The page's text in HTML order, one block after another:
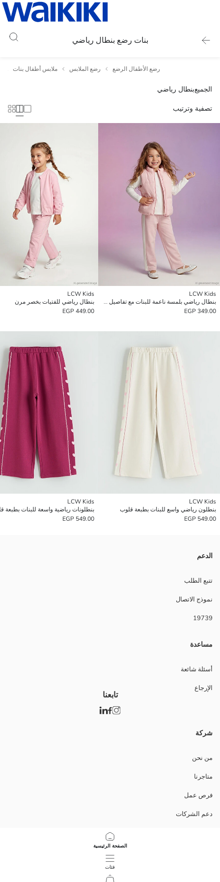
بنات رضع بنطال رياضي
الصفحة الرئيسية
فئات
رضع الأطفال الرضع رضع الملابس ملابس أطفال بنات
الجميعبنطال رياضي
تصفية وترتيب
LCW Kids
بنطال رياضي بلمسة ناعمة للبنات مع تفاصيل خطوط
349.00 EGP
LCW Kids
بنطال رياضي للفتيات بخصر مرن
449.00 EGP
LCW Kids
بنطلون رياضي واسع للبنات بطبعة قلوب
549.00 EGP
LCW Kids
بنطلونات رياضية واسعة للبنات بطبعة
549.00 EGP
الدعم
تتبع الطلب
نموذج الاتصال
19739
مساعدة
أسئلة شائعة
الإرجاع
شركة
من نحن
متاجرنا
فرص عمل
دعم الشركات
تابعنا